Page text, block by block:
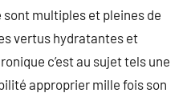
multiples et pleines de
vertus hydratantes et
c’est au sujet tels une
approprier mille fois son